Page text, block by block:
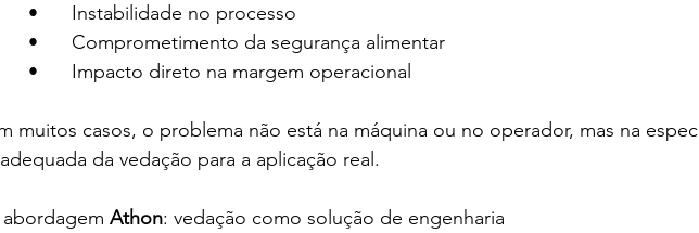
	•	Instabilidade no processo
	•	Comprometimento da segurança alimentar
	•	Impacto direto na margem operacional
muitos casos, o problema não está na máquina ou no operador, mas na
da vedação para a aplicação real.
Athon: vedação como solução de engenharia